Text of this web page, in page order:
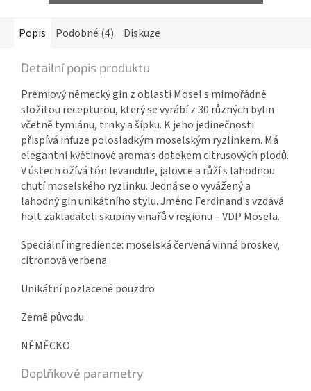
Popis Podobné (4) Diskuze
Detailní popis produktu
Prémiový německý gin z oblasti Mosel s mimořádně
složitou recepturou, který se vyrábí z 30 různých bylin
včetně tymiánu, trnky a šípku. K jeho jedinečnosti
přispívá infuze polosladkým moselským ryzlinkem. Má
elegantní květinové aroma s dotekem citrusových plodů.
V ústech ožívá tón levandule, jalovce a růží s lahodnou
chutí moselského ryzlinku. Jedná se o vyvážený a
lahodný gin unikátního stylu. Jméno Ferdinand's vzdává
holt zakladateli skupiny vinařů v regionu – VDP Mosela.
Speciální ingredience: moselská červená vinná broskev,
citronová verbena
Unikátní pozlacené pouzdro
Země původu:
NĚMĚCKO
Doplňkové parametry